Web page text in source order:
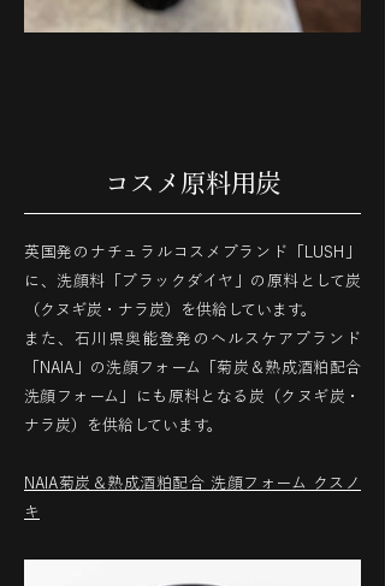
コスメ原料用炭
英国発のナチュラルコスメブランド「LUSH」
に、洗顔料「ブラックダイヤ」の原料として炭
（クヌギ炭・ナラ炭）を供給しています。
また、石川県奥能登発のヘルスケアブランド
「NAIA」の洗顔フォーム「菊炭＆熟成酒粕配合
洗顔フォーム」にも原料となる炭（クヌギ炭・
ナラ炭）を供給しています。
NAIA菊炭＆熟成酒粕配合 洗顔フォーム クスノ
キ